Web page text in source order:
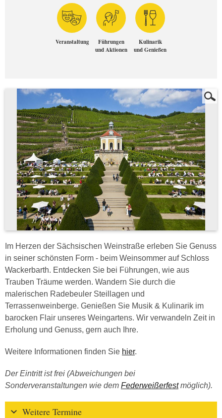
Veranstaltung
Führungen
und Aktionen
Kulinarik
und Genießen
Im Herzen der Sächsischen Weinstraße erleben Sie Genuss
in seiner schönsten Form - beim Weinsommer auf Schloss
Wackerbarth. Entdecken Sie bei Führungen, wie aus
Trauben Träume werden. Wandern Sie durch die
malerischen Radebeuler Steillagen und
Terrassenweinberge. Genießen Sie Musik & Kulinarik im
barocken Flair unseres Weingartens. Wir verwandeln Zeit in
Erholung und Genuss, gern auch Ihre.
Weitere Informationen finden Sie hier.
Der Eintritt ist frei (Abweichungen bei
Sonderveranstaltungen wie dem Federweißerfestmöglich).
Weitere Termine